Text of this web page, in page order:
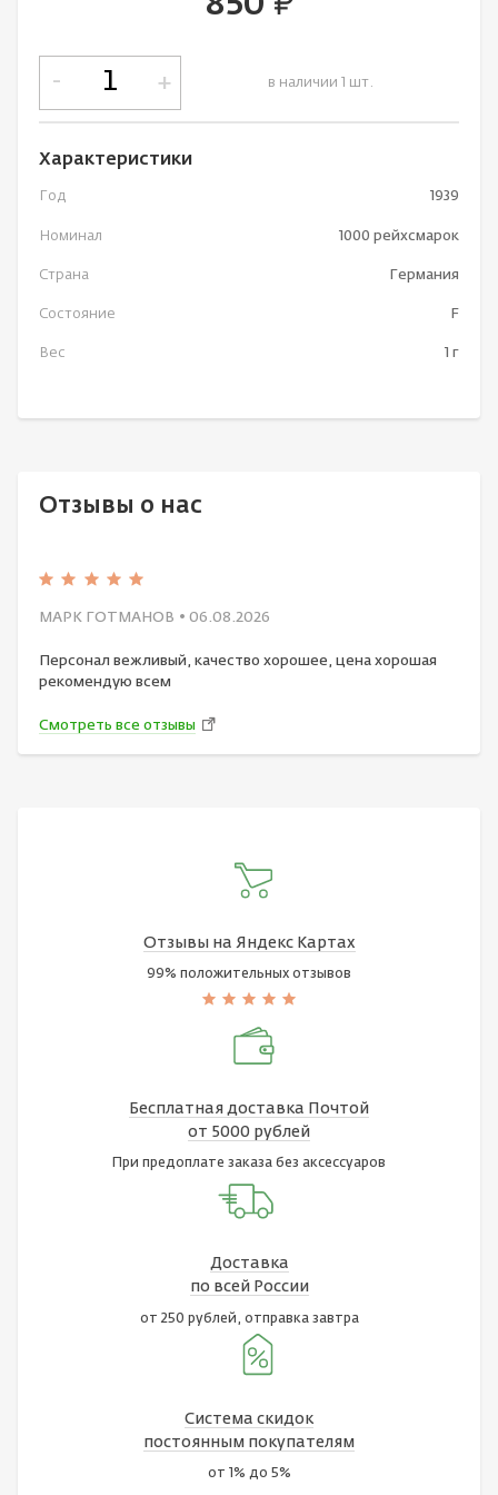
руб.
в наличии 1 шт.
- +
Характеристики
Год 1939
Номинал 1000 рейхсмарок
Страна Германия
Состояние F
Вес 1 г
Отзывы о нас
МАРК ГОТМАНОВ • 06.08.2026
Персонал вежливый, качество хорошее, цена хорошая
рекомендую всем
Смотреть все отзывы
Отзывы на Яндекс Картах
99% положительных отзывов
Бесплатная доставка Почтой
от 5000 рублей
При предоплате заказа без аксессуаров
Доставка
по всей России
от 250 рублей, отправка завтра
Система скидок
постоянным покупателям
от 1% до 5%